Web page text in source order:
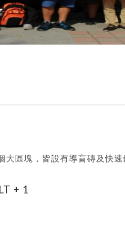
大區塊，皆設有導盲磚及快速
+ 1